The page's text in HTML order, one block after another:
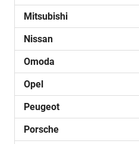
Mitsubishi
Nissan
Omoda
Opel
Peugeot
Porsche